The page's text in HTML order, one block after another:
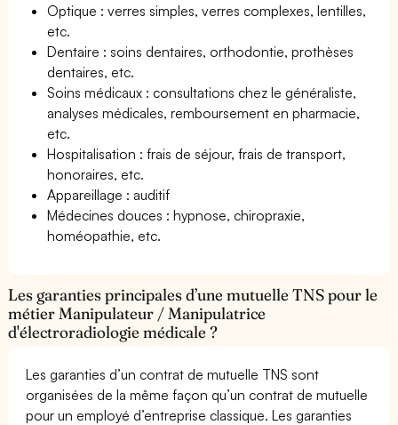
Optique : verres simples, verres complexes, lentilles,
etc.
Dentaire : soins dentaires, orthodontie, prothèses
dentaires, etc.
Soins médicaux : consultations chez le généraliste,
analyses médicales, remboursement en pharmacie,
etc.
Hospitalisation : frais de séjour, frais de transport,
honoraires, etc.
Appareillage : auditif
Médecines douces : hypnose, chiropraxie,
homéopathie, etc.
Les garanties principales d’une mutuelle TNS pour le
métier Manipulateur / Manipulatrice
d'électroradiologie médicale ?
Les garanties d’un contrat de mutuelle TNS sont
organisées de la même façon qu’un contrat de mutuelle
pour un employé d’entreprise classique. Les garanties